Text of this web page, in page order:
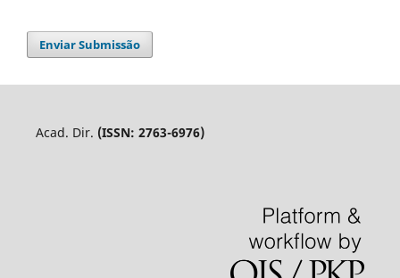
Enviar Submissão
Acad. Dir. (ISSN: 2763-6976)